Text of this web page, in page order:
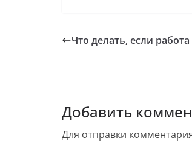
Что делать, если
Добавить
Для отправки